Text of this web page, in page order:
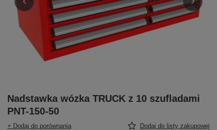
Nadstawka wózka TRUCK z 10 szufladami
PNT-150-50
+ Dodaj do porównania Dodaj do listy zakupowej